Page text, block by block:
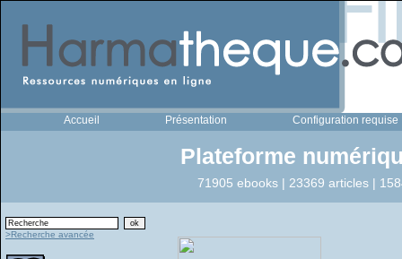
Accueil Présentation Configuration requise
Plateforme
71905 ebooks | 23369 articles |
>Recherche avancée